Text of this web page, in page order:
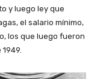
y luego ley que
el salario mínimo,
los que luego fueron